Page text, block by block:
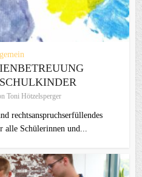
Toni Hötzelsperger
rechtsanspruchserfüllendes
alle Schülerinnen und...